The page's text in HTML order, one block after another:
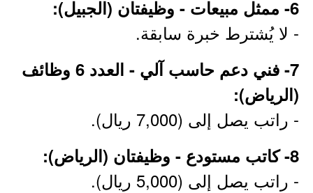
6- ممثل مبيعات - وظيفتان (الجبيل):
- لا يُشترط خبرة سابقة.
7- فني دعم حاسب آلي - العدد 6 وظائف
(الرياض):
- راتب يصل إلى (7,000 ريال).
8- كاتب مستودع - وظيفتان (الرياض):
- راتب يصل إلى (5,000 ريال).